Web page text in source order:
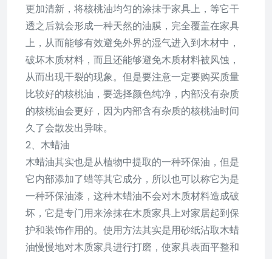
更加清新，将核桃油均匀的涂抹于家具上，等它干
透之后就会形成一种天然的油膜，完全覆盖在家具
上，从而能够有效避免外界的湿气进入到木材中，
破坏木质材料，而且还能够避免木质材料被风蚀，
从而出现干裂的现象。但是要注意一定要购买质量
比较好的核桃油，要选择颜色纯净，内部没有杂质
的核桃油会更好，因为内部含有杂质的核桃油时间
久了会散发出异味。
2、木蜡油
木蜡油其实也是从植物中提取的一种环保油，但是
它内部添加了蜡等其它成分，所以也可以称它为是
一种环保油漆，这种木蜡油不会对木质材料造成破
坏，它是专门用来涂抹在木质家具上对家居起到保
护和装饰作用的。使用方法其实是用砂纸沾取木蜡
油慢慢地对木质家具进行打磨，使家具表面平整和